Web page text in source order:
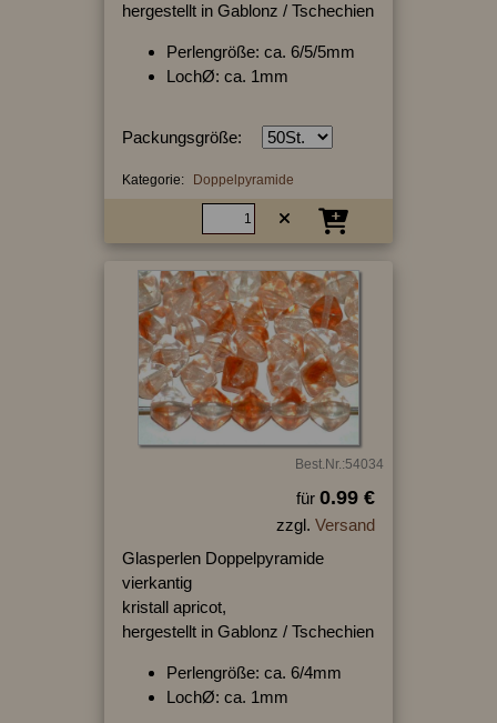
hergestellt in Gablonz / Tschechien
Perlengröße: ca. 6/5/5mm
LochØ: ca. 1mm
Packungsgröße:
Kategorie: Doppelpyramide
Best.Nr.:54034
für 0.99 €
zzgl. Versand
Glasperlen Doppelpyramide
vierkantig
kristall apricot,
hergestellt in Gablonz / Tschechien
Perlengröße: ca. 6/4mm
LochØ: ca. 1mm